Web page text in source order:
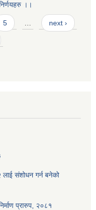
।।
5 … next ›
लाई संशोधन गर्न बनेको
प्रारुप, २०८१